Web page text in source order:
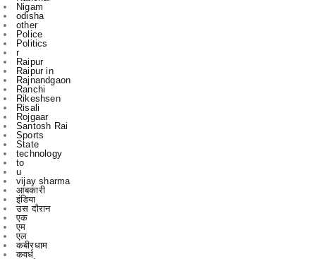
Politics
r
Raipur
Raipur in
Rajnandgaon
Ranchi
Rikeshsen
Risali
Rojgaar
Santosh Rai
Sports
State
technology
to
u
vijay sharma
आबकारी
इंडिया
उस दौरान
एक
एम
एल
कबीरधाम
कवर्ध
कवर्धा
कसडोल
कोंडागांव
ग्छत्तीसगढ़